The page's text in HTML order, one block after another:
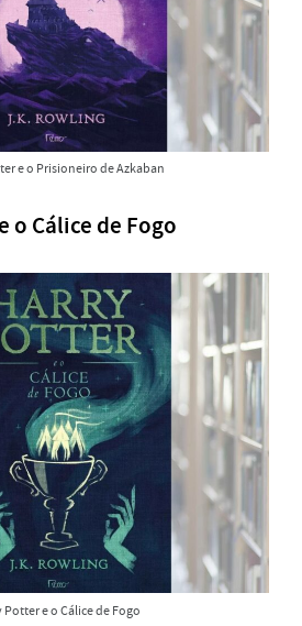
e o Prisioneiro de Azkaban
o Cálice de Fogo
Potter e o Cálice de Fogo